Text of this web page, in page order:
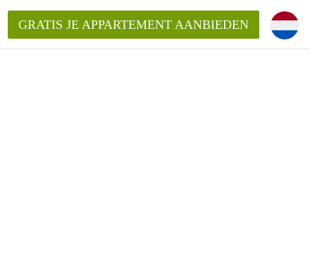
in Rotterdam?
GRATIS JE APPARTEMENT AANBIEDEN